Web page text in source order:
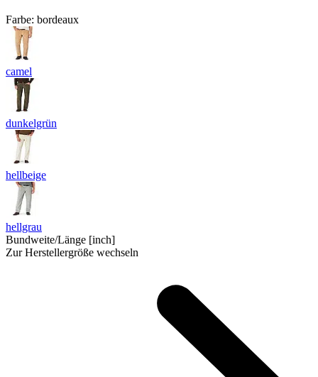
Farbe: bordeaux
camel
dunkelgrün
hellbeige
hellgrau
Bundweite/Länge [inch]
Zur Herstellergröße wechseln